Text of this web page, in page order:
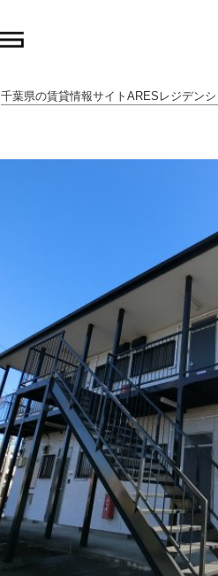
千葉県の賃貸情報サイトARESレジデン